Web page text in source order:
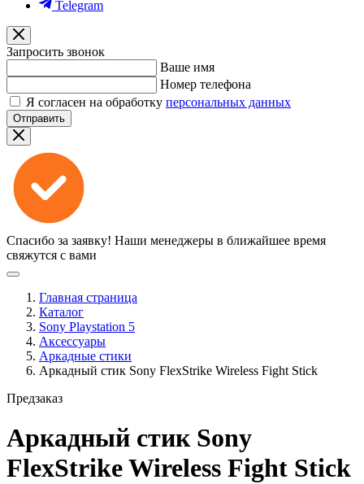
Telegram
Запросить звонок
Ваше имя
Номер телефона
Я согласен на обработку персональных данных
Отправить
Спасибо за заявку! Наши менеджеры в ближайшее время
свяжутся с вами
Главная страница
Каталог
Sony Playstation 5
Аксессуары
Аркадные стики
Аркадный стик Sony FlexStrike Wireless Fight Stick
Предзаказ
Аркадный стик Sony
FlexStrike Wireless Fight Stick